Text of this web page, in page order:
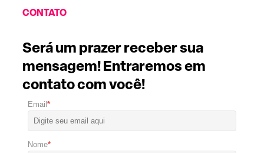
CONTATO
Será um prazer receber sua
mensagem! Entraremos em
contato com você!
Email *
Nome*